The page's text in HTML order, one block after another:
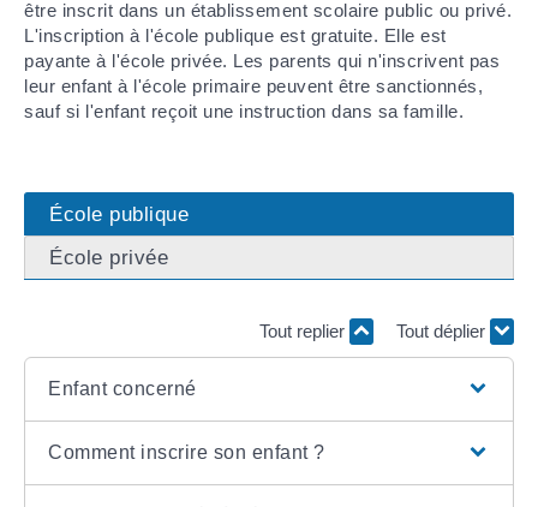
être inscrit dans un établissement scolaire public ou privé.
L'inscription à l'école publique est gratuite. Elle est
payante à l'école privée. Les parents qui n'inscrivent pas
leur enfant à l'école primaire peuvent être sanctionnés,
sauf si l'enfant reçoit une instruction dans sa famille.
École publique
École privée
Tout replier Tout déplier
Enfant concerné
Comment inscrire son enfant ?